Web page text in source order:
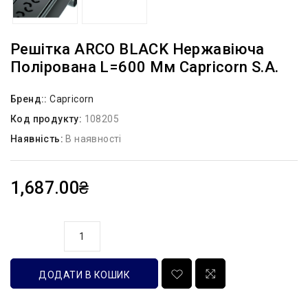
Решітка ARCO BLACK Нержавіюча
Полірована L=600 Мм Capricorn S.A.
Бренд::Capricorn
Код продукту: 108205
Наявність: В наявності
1,687.00₴
ДОДАТИ В КОШИК